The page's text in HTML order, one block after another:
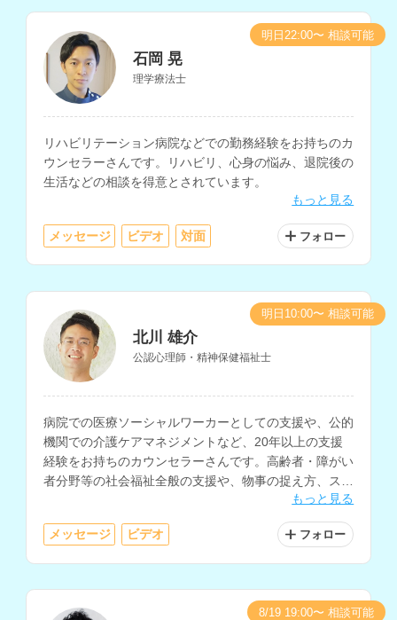
石岡 晃
理学療法士
リハビリテーション病院などでの勤務経験をお持ちのカ
ウンセラーさんです。リハビリ、心身の悩み、退院後の
生活などの相談を得意とされています。
もっと見る
メッセージ ビデオ 対面 フォロー
明日22:00〜 相談可能
北川 雄介
公認心理師・精神保健福祉士
病院での医療ソーシャルワーカーとしての支援や、公的
機関での介護ケアマネジメントなど、20年以上の支援
経験をお持ちのカウンセラーさんです。高齢者・障がい
者分野等の社会福祉全般の支援や、物事の捉え方、スト
レスマネジメントなどの心理相談にも対応されていま
もっと見る
メッセージ ビデオ フォロー
明日10:00〜 相談可能
8/19 19:00〜 相談可能